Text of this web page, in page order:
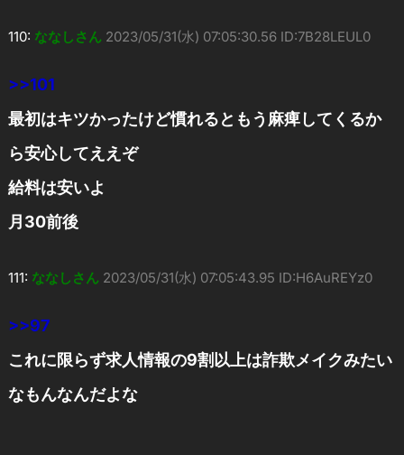
110: ななしさん 2023/05/31(水) 07:05:30.56 ID:7B28LEUL0
>>101
最初はキツかったけど慣れるともう麻痺してくるか
ら安心してええぞ
給料は安いよ
月30前後
111: ななしさん 2023/05/31(水) 07:05:43.95 ID:H6AuREYz0
>>97
これに限らず求人情報の9割以上は詐欺メイクみたい
なもんなんだよな